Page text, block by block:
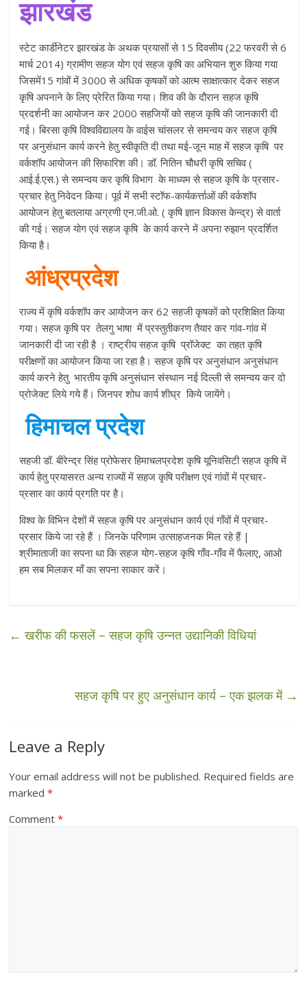
झारखंड
स्टेट कार्डीनेटर झारखंड के अथक प्रयासों से 15 दिवसीय (22 फरवरी से 6
मार्च 2014) ग्रामीण सहज योग एवं सहज कृषि का अभियान शुरु किया गया
जिसमें15 गांवों में 3000 से अधिक कृषकों को आत्म साक्षात्कार देकर सहज
कृषि अपनाने के लिए प्रेरित किया गया। शिव की के दौरान सहज कृषि
प्रदर्शनी का आयोजन कर 2000 सहजियों को सहज कृषि की जानकारी दी
गई। बिरसा कृषि विश्वविद्यालय के वाईस चांसलर से समन्वय कर सहज कृषि
पर अनुसंधान कार्य करने हेतु स्वीकृति दी तथा मई-जून माह में सहज कृषि पर
वर्कशॉप आयोजन की सिफारिश की। डॉ. नितिन चौधरी कृषि सचिव (
आई.ई.एस.) से समन्वय कर कृषि विभाग के माध्यम से सहज कृषि के प्रसार-
प्रचार हेतु निवेदन किया। पूर्व में सभी स्टॉफ-कार्यकर्त्ताओं की वर्कशॉप
आयोजन हेतु बतलाया अग्रणी एन.जी.ओ. ( कृषि ज्ञान विकास केन्द्र) से वार्ता
की गई। सहज योग एवं सहज कृषि के कार्य करने में अपना रुझान प्रदर्शित
किया है।
आंध्रप्रदेश
राज्य में कृषि वर्कशॉप कर आयोजन कर 62 सहजी कृषकों को प्रशिक्षित किया
गया। सहज कृषि पर तेलगु भाषा में प्रस्तुतीकरण तैयार कर गांव-गांव में
जानकारी दी जा रही है । राष्ट्रीय सहज कृषि प्रॉजेक्ट का तहत कृषि
परीक्षणों का आयोजन किया जा रहा है। सहज कृषि पर अनुसंधान अनुसंधान
कार्य करने हेतु भारतीय कृषि अनुसंधान संस्थान नई दिल्‍ली से समन्वय कर दो
प्रोजेक्ट लिये गये हैं। जिनपर शोध कार्य शीघ्र किये जायेंगे।
हिमाचल प्रदेश
सहजी डॉ. बीरेन्द्र सिंह प्रोफेसर हिमाचलप्रदेश कृषि यूनिवसिटी सहज कृषि में
कार्य हेतु प्रयासरत अन्य राज्यों में सहज कृषि परीक्षण एवं गांवों में प्रचार-
प्रसार का कार्य प्रगति पर है।
विश्व के विभिन देशों में सहज कृषि पर अनुसंधान कार्य एवं गाँवों में प्रचार-
प्रसार किये जा रहे हैं । जिनके परिणाम उत्साहजनक मिल रहे हैं |
श्रीमाताजी का सपना था कि सहज योग-सहज कृषि गाँव-गाँव में फैलाए, आओ
हम सब मिलकर माँ का सपना साकार करें।
← खरीफ की फसलें – सहज कृषि उन्नत उद्यानिकी विधियां
सहज कृषि पर हुए अनुसंधान कार्य – एक झलक में →
Leave a Reply
Your email address will not be published. Required fields are
marked*
Comment*